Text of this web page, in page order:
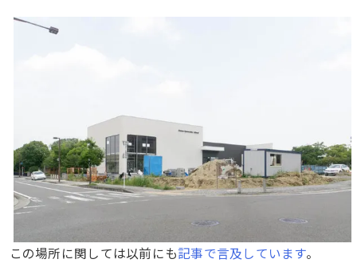
この場所に関しては以前にも記事で言及しています。